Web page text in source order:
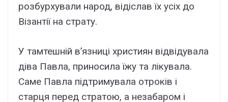
розбурхували народ, відіслав їх усіх до
Візантії на страту.
У тамтешній в’язниці християн відвідувала
діва Павла, приносила їжу та лікувала.
Саме Павла підтримувала отроків і
старця перед стратою, а незабаром і